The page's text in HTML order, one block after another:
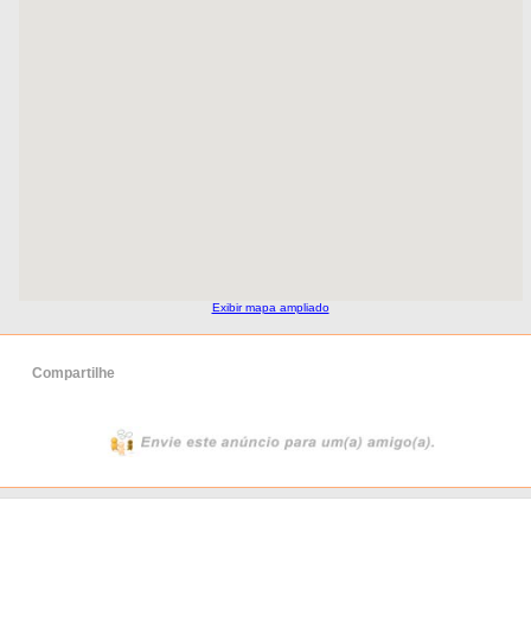
Exibir mapa ampliado
Compartilhe